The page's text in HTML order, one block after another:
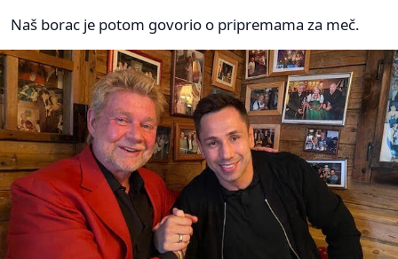
Naš borac je potom govorio o pripremama za meč.